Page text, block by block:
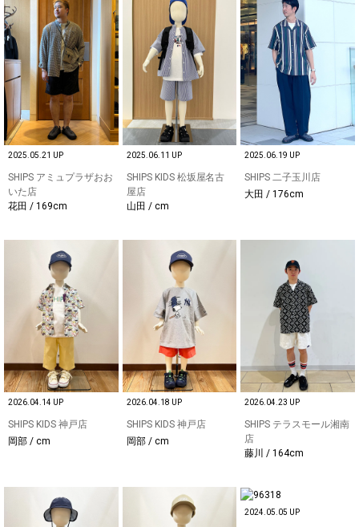
2025.05.21 UP
SHIPS アミュプラザおお
いた店
花田 / 169cm
2025.06.11 UP
SHIPS KIDS 松坂屋名古
屋店
山田 / cm
2025.06.19 UP
SHIPS 二子玉川店
大田 / 176cm
2026.04.14 UP
SHIPS KIDS 神戸店
岡部 / cm
2026.04.18 UP
SHIPS KIDS 神戸店
岡部 / cm
2026.04.23 UP
SHIPS テラスモール湘南
店
藤川 / 164cm
2024.05.05 UP